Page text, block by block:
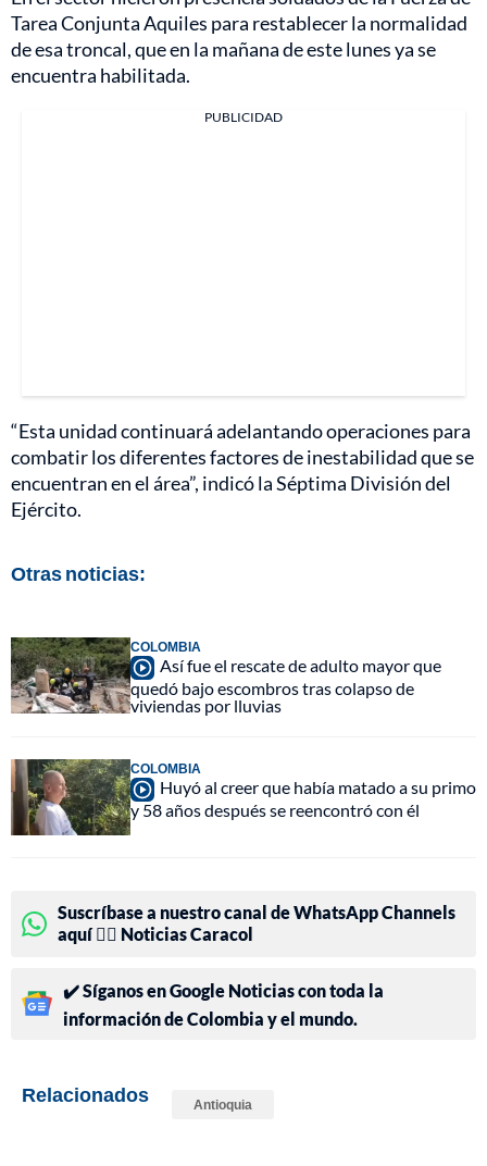
Tarea Conjunta Aquiles para restablecer la normalidad
de esa troncal, que en la mañana de este lunes ya se
encuentra habilitada.
PUBLICIDAD
“Esta unidad continuará adelantando operaciones para
combatir los diferentes factores de inestabilidad que se
encuentran en el área”, indicó la Séptima División del
Ejército.
Otras noticias:
COLOMBIA
Así fue el rescate de adulto mayor que
quedó bajo escombros tras colapso de
viviendas por lluvias
COLOMBIA
Huyó al creer que había matado a su primo
y 58 años después se reencontró con él
Suscríbase a nuestro canal de WhatsApp Channels
aquí 👉🏻 Noticias Caracol
✔️ Síganos en Google Noticias con toda la
información de Colombia y el mundo.
Relacionados Antioquia